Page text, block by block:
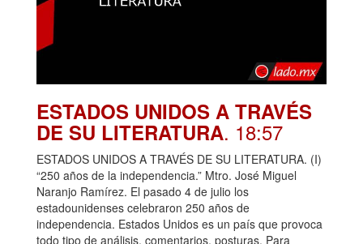
ESTADOS UNIDOS A TRAVÉS
DE SU LITERATURA. 18:57
ESTADOS UNIDOS A TRAVÉS DE SU LITERATURA. (I)
“250 años de la independencia.” Mtro. José Miguel
Naranjo Ramírez. El pasado 4 de julio los
estadounidenses celebraron 250 años de
independencia. Estados Unidos es un país que provoca
todo tipo de análisis, comentarios, posturas. Para